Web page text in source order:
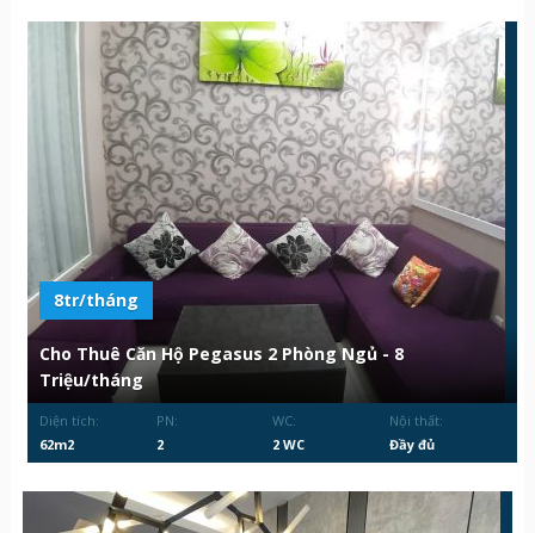
8tr/tháng
Cho Thuê Căn Hộ Pegasus 2 Phòng Ngủ - 8
Triệu/tháng
Diện tích:
62m2
PN:
2
WC:
2 WC
Nội thất:
Đầy đủ